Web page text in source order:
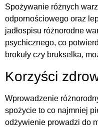
Spożywanie różnych
odpornościowego oraz
jadłospisu różnorodne
psychicznego, co
brokuły czy brukselka,
Korzyści
Wprowadzenie
spożycie to co najmniej
odżywienie prowadzi do